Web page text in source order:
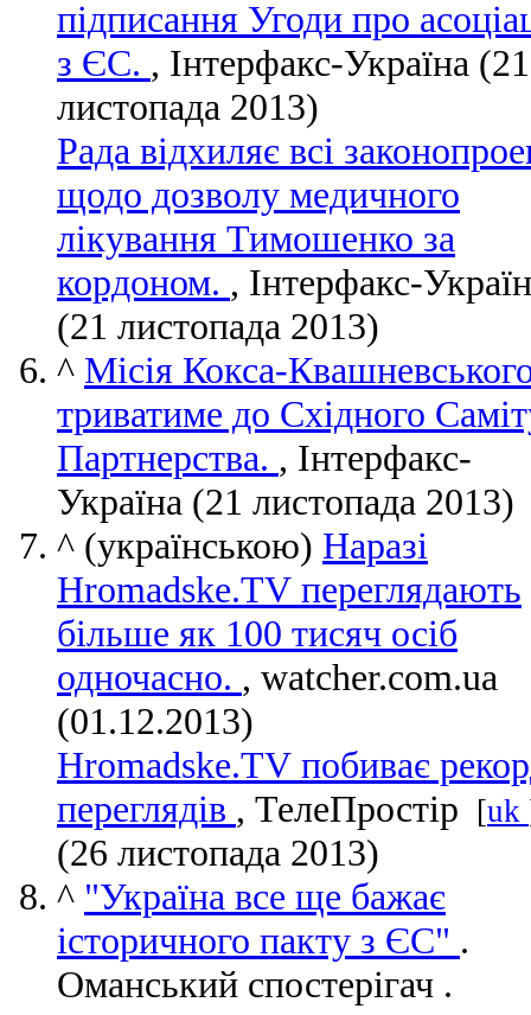
підписання Угоди про
з ЄС. , Інтерфакс-Україна (21
листопада 2013)
Рада відхиляє всі
щодо дозволу медичного
лікування Тимошенко за
кордоном. , Інтерфакс-
(21 листопада 2013)
^ Місія Кокса-
триватиме до Східного
Партнерства. , Інтерфакс-
Україна (21 листопада 2013)
^ (українською) Наразі
Hromadske.TV переглядають
більше як 100 тисяч осіб
одночасно. , watcher.com.ua
(01.12.2013)
Hromadske.TV побиває
переглядів , ТелеПростір [uk
(26 листопада 2013)
^ "Україна все ще бажає
історичного пакту з ЄС" .
Оманський спостерігач .